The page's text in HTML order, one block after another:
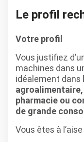
Le profil
Votre profil
Vous justifiez
machines dans
idéalement dans
pharmacie ou
de grande
Vous êtes à